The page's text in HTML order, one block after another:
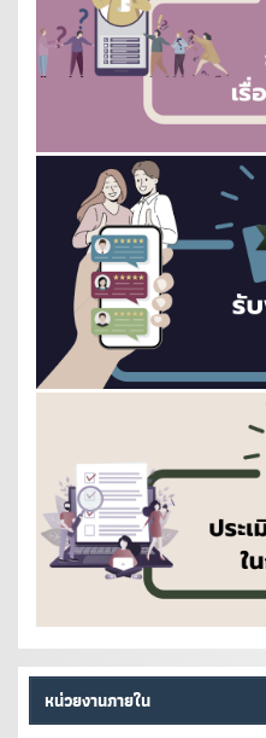
หน่วยงานภายใน